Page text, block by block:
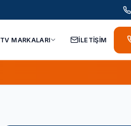
TV MARKALARI İLETİŞİM